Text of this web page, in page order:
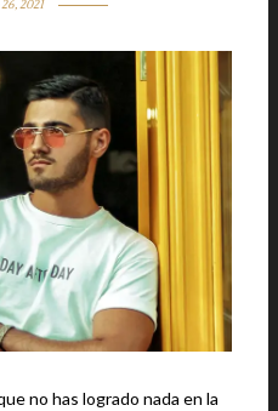
2021
no has logrado nada en la